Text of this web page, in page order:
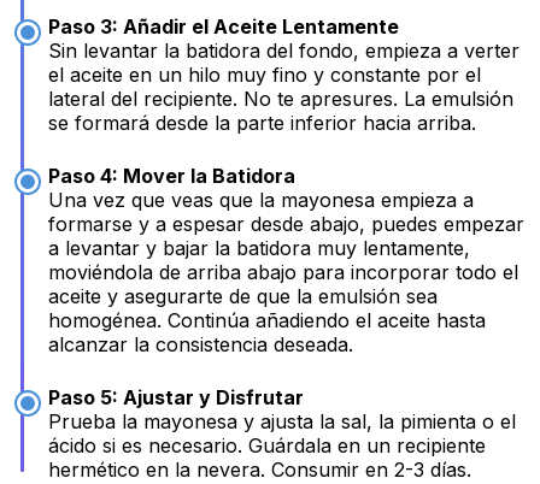
Paso 3: Añadir el Aceite Lentamente
Sin levantar la batidora del fondo, empieza a verter
el aceite en un hilo muy fino y constante por el
lateral del recipiente. No te apresures. La emulsión
se formará desde la parte inferior hacia arriba.
Paso 4: Mover la Batidora
Una vez que veas que la mayonesa empieza a
formarse y a espesar desde abajo, puedes empezar
a levantar y bajar la batidora muy lentamente,
moviéndola de arriba abajo para incorporar todo el
aceite y asegurarte de que la emulsión sea
homogénea. Continúa añadiendo el aceite hasta
alcanzar la consistencia deseada.
Paso 5: Ajustar y Disfrutar
Prueba la mayonesa y ajusta la sal, la pimienta o el
ácido si es necesario. Guárdala en un recipiente
hermético en la nevera. Consumir en 2-3 días.